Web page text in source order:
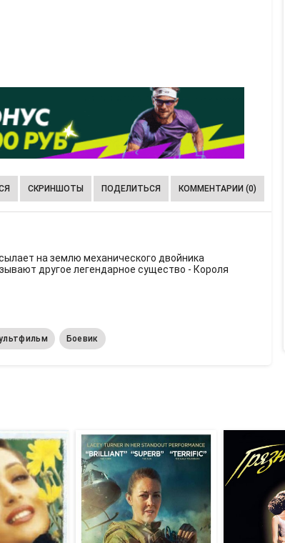
СКРИНШОТЫ ПОДЕЛИТЬСЯ КОММЕНТАРИИ (0)
на землю механического двойника
другое легендарное существо - Короля
Боевик